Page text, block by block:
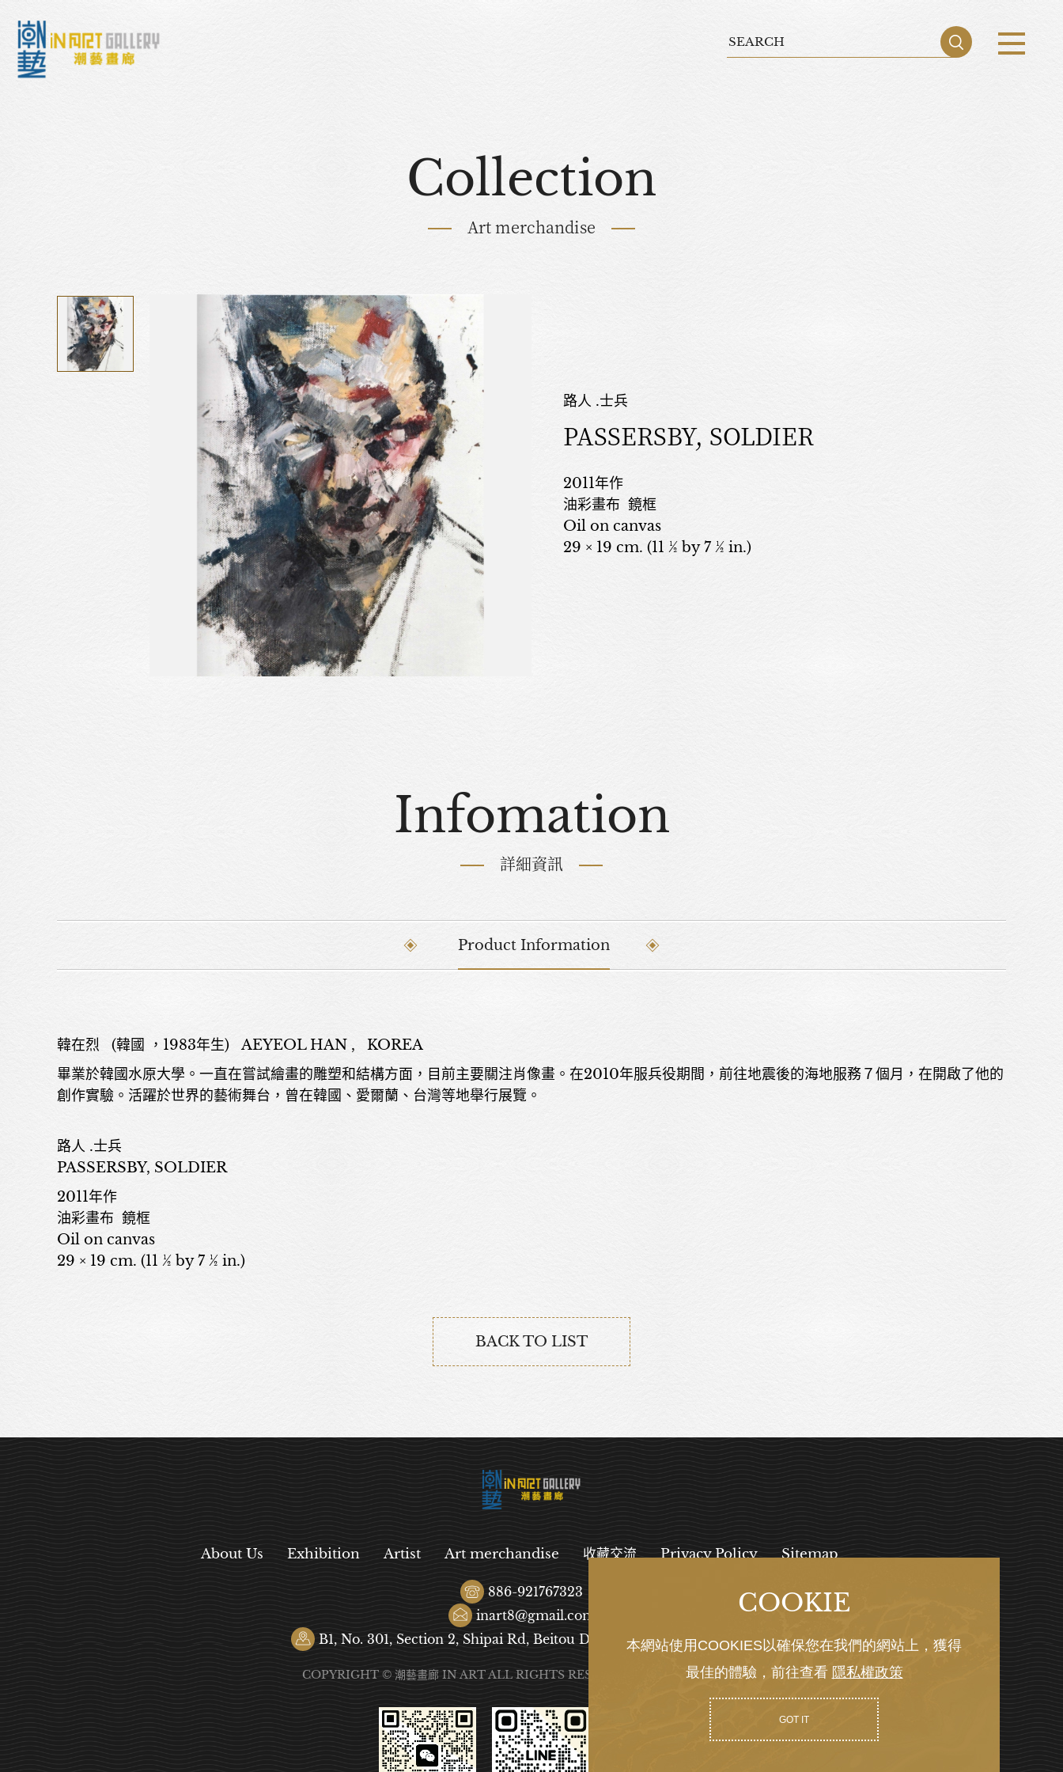
COOKIE
本網站使用COOKIES以確保您在我們的網站上，獲得
最佳的體驗，前往查看 隱私權政策
GOT IT
Collection
Art merchandise
路人 .士兵
PASSERSBY, SOLDIER
2011年作
油彩畫布 鏡框
Oil on canvas
29 × 19 cm. (11 ½ by 7 ½ in.)
Infomation
詳細資訊
Product Information
韓在烈 (韓國 ，1983年生) AEYEOL HAN , KOREA
畢業於韓國水原大學。一直在嘗試繪畫的雕塑和結構方面，目前主要關注肖像畫。在2010年服兵役期間，前往地震後的海地服務７個月，在開啟了他的
創作實驗。活躍於世界的藝術舞台，曾在韓國、愛爾蘭、台灣等地舉行展覽。
路人 .士兵
PASSERSBY, SOLDIER
2011年作
油彩畫布 鏡框
Oil on canvas
29 × 19 cm. (11 ½ by 7 ½ in.)
BACK TO LIST
About Us Exhibition Artist Art merchandise 收藏交流 Privacy Policy Sitemap
886-921767323
inart8@gmail.com
B1, No. 301, Section 2, Shipai Rd, Beitou District, Taipei City, 112027
COPYRIGHT © 潮藝畫廊 IN ART ALL RIGHTS RESERVED. DESIGNBY GRNET